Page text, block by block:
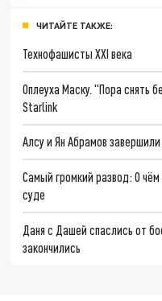
ЧИТАЙТЕ ТАКЖЕ:
Технофашисты XXI века
Оплеуха Маску. "Пора снять
Starlink
Алсу и Ян Абрамов
Самый громкий развод: О
суде
Даня с Дашей спаслись от
закончились